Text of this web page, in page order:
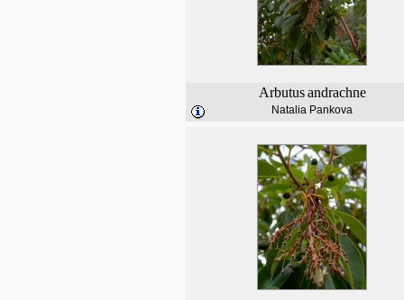
Arbutus andrachne
Natalia Pankova